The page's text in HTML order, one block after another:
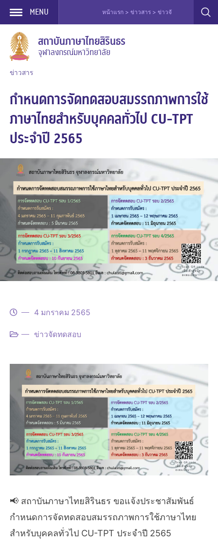
Skip
content
MENU หน้าแรก > ข่าวสาร > ข่าวจัดทดสอบ > กำหนด
สถาบันภาษาไทยสิรินธร
จุฬาลงกรณ์มหาวิทยาลัย
ข่าวสาร
กำหนดการจัดทดสอบสมรรถภาพการใช้
ภาษาไทยสำหรับบุคคลทั่วไป CU-TPT
ประจำปี 2565
4 มกราคม 2565
ข่าวจัดทดสอบ
📢 สถาบันภาษาไทยสิรินธร ขอแจ้งประชาสัมพันธ์
กำหนดการจัดทดสอบสมรรถภาพการใช้ภาษาไทย
สำหรับบุคคลทั่วไป CU-TPT ประจำปี 2565